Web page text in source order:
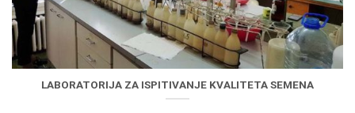
LABORATORIJA ZA ISPITIVANJE KVALITETA SEMENA